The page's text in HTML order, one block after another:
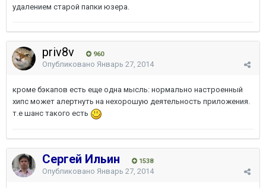
удалением старой папки юзера.
priv8v 960
Опубликовано Январь 27, 2014
кроме бэкапов есть еще одна мысль: нормально настроенный
хипс может алертнуть на нехорошую деятельность приложения.
т.е шанс такого есть
Сергей Ильин 1538
Опубликовано Январь 27, 2014